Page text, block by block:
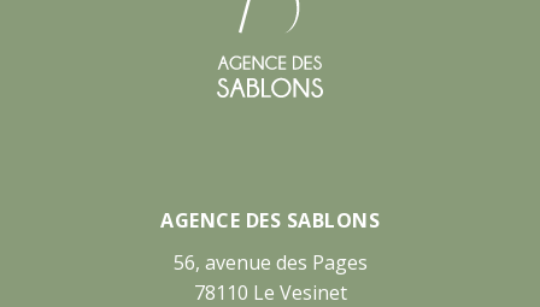
AGENCE DES SABLONS
56, avenue des Pages
78110 Le Vesinet